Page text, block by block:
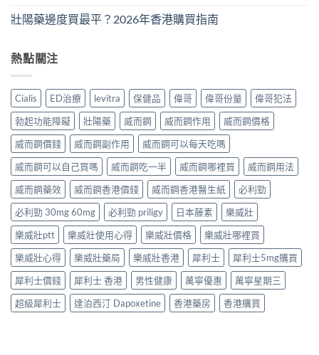
壯陽藥邊度買最平？2026年香港購買指南
熱點關注
Cialis ED治療 levitra 保健品 偉哥 偉哥份量
偉哥犯法
勃起功能障礙
壯陽藥 威而鋼 威而鋼作用
威而鋼價格
威而鋼價錢
威而鋼副作用
威而鋼可以每天吃嗎
威而鋼可以自己買嗎
威而鋼吃一半 威而鋼哪裡買
威而鋼用法
威而鋼藥效
威而鋼香港價錢 威而鋼香港醫生紙
必利勁
必利勁 30mg 60mg
必利勁 priligy 日本藤素
樂威壯
樂威壯ptt
樂威壯使用心得 樂威壯價格
樂威壯哪裡買
樂威壯心得
樂威壯藥局 樂威壯香港 犀利士
犀利士5mg購買
犀利士價錢
犀利士 香港 男性健康 萬寧優惠
萬寧星期三
超級犀利士
達泊西汀 Dapoxetine 香港藥房 香港購買